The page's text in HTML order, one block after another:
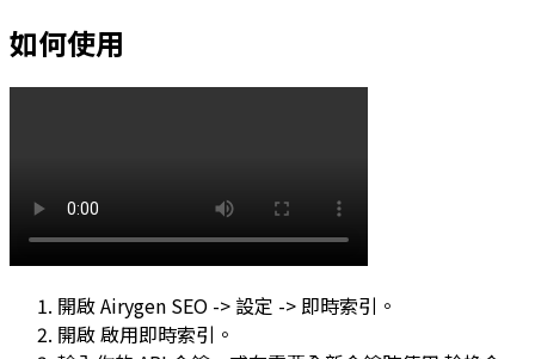
如何使用
開啟Airygen SEO -> 設定 -> 即時索引 。
開啟啟用即時索引 。